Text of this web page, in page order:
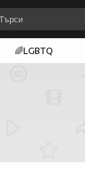
🌈LGBTQ